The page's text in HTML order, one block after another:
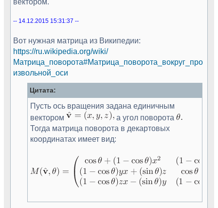
-- 14.12.2015 15:31:37 --
Вот нужная матрица из Википедии:
https://ru.wikipedia.org/wiki/
Матрица_поворота#Матрица_поворота_вокруг_про
извольной_оси
Цитата:
Пусть ось вращения задана единичным
вектором
а угол поворота
Тогда матрица поворота в декартовых
координатах имеет вид: